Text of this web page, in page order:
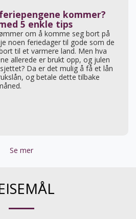
kommer?
5 enkle tips
om å komme seg bort på
noen feriedager til gode som de
til et varmere land. Men hva
allerede er brukt opp, og julen
Da er det mulig å få et lån
og betale dette tilbake
Se mer